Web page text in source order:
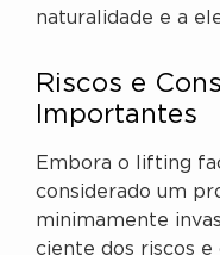
naturalidade e a
Riscos e
Importantes
Embora o lifting
considerado um
minimamente
ciente dos riscos e